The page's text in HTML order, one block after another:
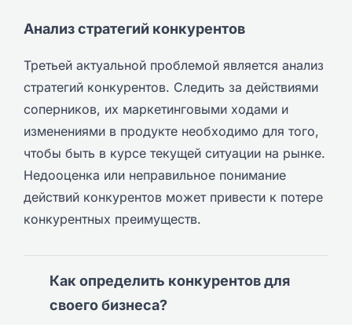
Анализ стратегий конкурентов
Третьей актуальной проблемой является анализ
стратегий конкурентов. Следить за действиями
соперников, их маркетинговыми ходами и
изменениями в продукте необходимо для того,
чтобы быть в курсе текущей ситуации на рынке.
Недооценка или неправильное понимание
действий конкурентов может привести к потере
конкурентных преимуществ.
Как определить конкурентов для
своего бизнеса?